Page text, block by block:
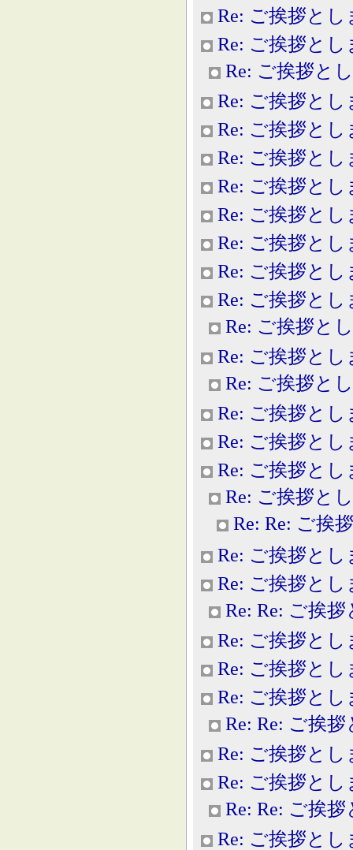
Re: ご挨拶とし
Re: ご挨拶とし
Re: ご挨拶と
Re: ご挨拶とし
Re: ご挨拶とし
Re: ご挨拶とし
Re: ご挨拶とし
Re: ご挨拶とし
Re: ご挨拶とし
Re: ご挨拶とし
Re: ご挨拶とし
Re: ご挨拶と
Re: ご挨拶とし
Re: ご挨拶と
Re: ご挨拶とし
Re: ご挨拶とし
Re: ご挨拶とし
Re: ご挨拶と
Re: Re: ご挨
Re: ご挨拶とし
Re: ご挨拶とし
Re: Re: ご挨
Re: ご挨拶とし
Re: ご挨拶とし
Re: ご挨拶とし
Re: Re: ご挨
Re: ご挨拶とし
Re: ご挨拶とし
Re: Re: ご挨
Re: ご挨拶とし